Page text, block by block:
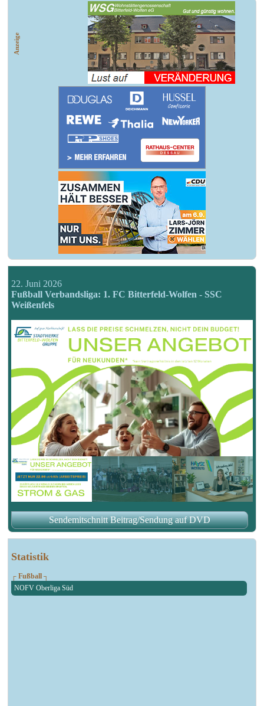
Statistik
┌ Fußball ┐
NOFV Oberliga Süd
22. Juni 2026
Fußball Verbandsliga: 1. FC Bitterfeld-Wolfen - SSC
Weißenfels
Sendemitschnitt Beitrag/Sendung auf DVD
Anzeige